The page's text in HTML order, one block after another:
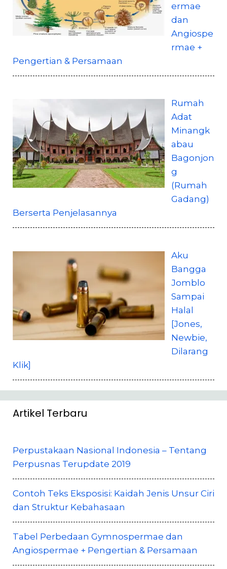
ermae
dan
Angiospe
rmae +
Pengertian & Persamaan
Rumah
Adat
Minangk
abau
Bagonjon
g
(Rumah
Gadang)
Berserta Penjelasannya
Aku
Bangga
Jomblo
Sampai
Halal
[Jones,
Newbie,
Dilarang
Klik]
Artikel Terbaru
Perpustakaan Nasional Indonesia – Tentang
Perpusnas Terupdate 2019
Contoh Teks Eksposisi: Kaidah Jenis Unsur Ciri
dan Struktur Kebahasaan
Tabel Perbedaan Gymnospermae dan
Angiospermae + Pengertian & Persamaan